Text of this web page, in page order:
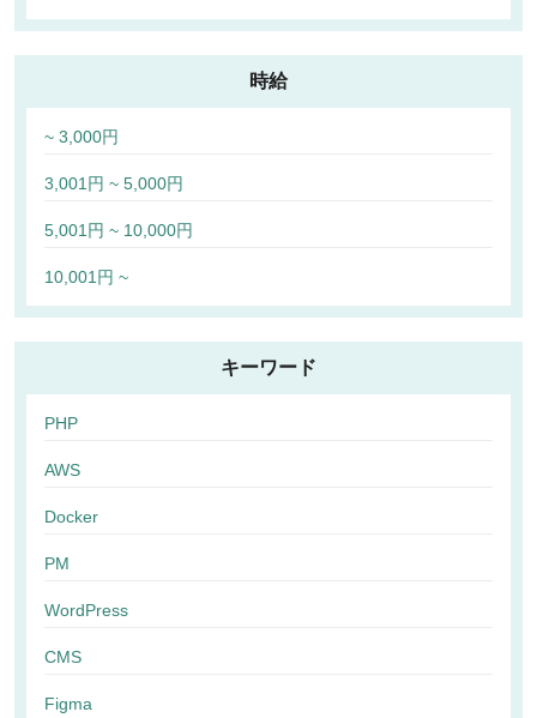
時給
~ 3,000円
3,001円 ~ 5,000円
5,001円 ~ 10,000円
10,001円 ~
キーワード
PHP
AWS
Docker
PM
WordPress
CMS
Figma